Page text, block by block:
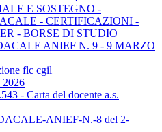
E SOSTEGNO -
- CERTIFICAZIONI -
- BORSE DI STUDIO
ANIEF N. 9 - 9 MARZO
flc cgil
2026
- Carta del docente a.s.
ANIEF-N.-8 del 2-